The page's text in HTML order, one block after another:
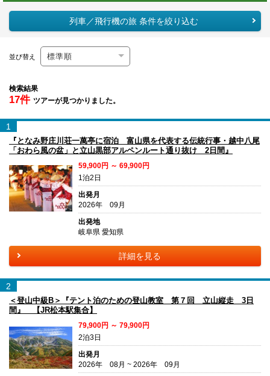
列車／飛行機の旅 条件を絞り込む
並び替え
検索結果
17件 ツアーが見つかりました。
1
『となみ野庄川荘一萬亭に宿泊 富山県を代表する伝統行事・越中八尾
「おわら風の盆」と立山黒部アルペンルート通り抜け 2日間』
59,900円 ～ 69,900円
1泊2日
出発月
2026年 09月
出発地
岐阜県 愛知県
詳細を見る
2
＜登山中級B＞『テント泊のための登山教室 第７回 立山縦走 3日
間』 【JR松本駅集合】
79,900円 ～ 79,900円
2泊3日
出発月
2026年 08月 ~ 2026年 09月